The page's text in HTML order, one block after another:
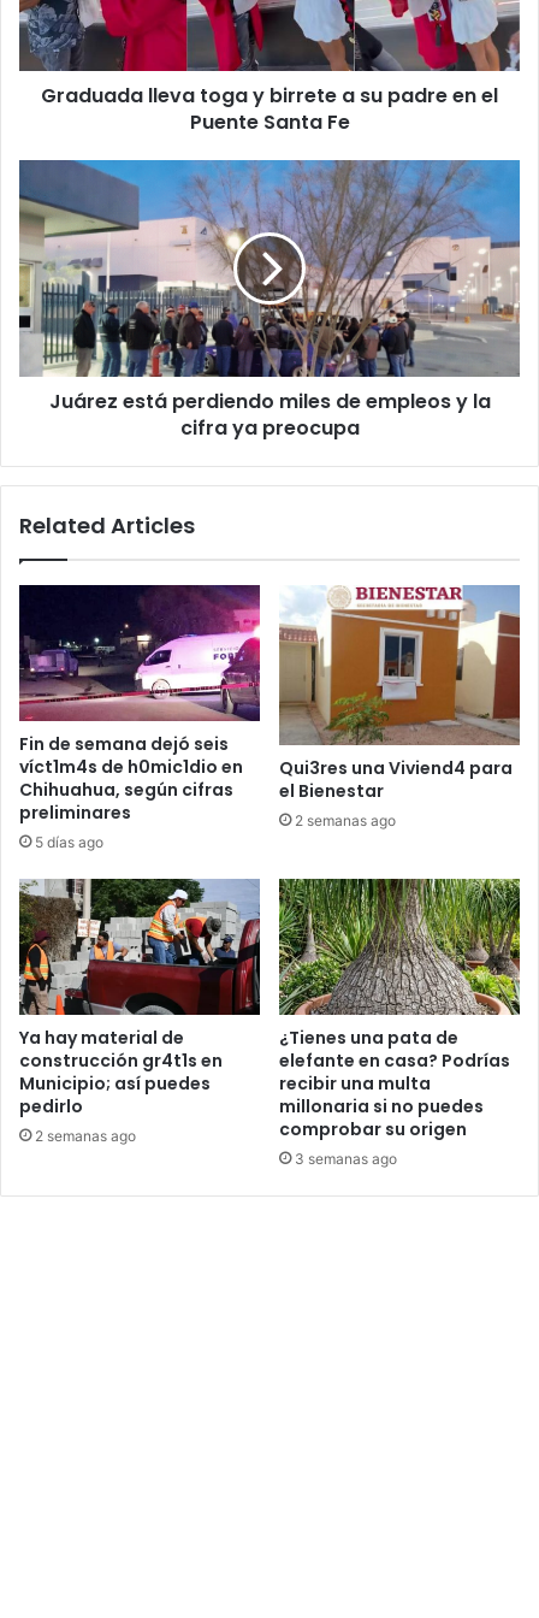
su
padre
en
Graduada lleva toga y birrete a su padre en el
Puente Santa Fe
está
perdiendo
miles
de
empleos
y
cifra
Juárez está perdiendo miles de empleos y la
cifra ya preocupa
Related Articles
Fin de semana dejó seis
víct1m4s de h0mic1dio en
Chihuahua, según cifras
preliminares
5 días ago
Qui3res una Viviend4 para
el Bienestar
2 semanas ago
Ya hay material de
construcción gr4t1s en
Municipio; así puedes
pedirlo
2 semanas ago
¿Tienes una pata de
elefante en casa? Podrías
recibir una multa
millonaria si no puedes
comprobar su origen
3 semanas ago